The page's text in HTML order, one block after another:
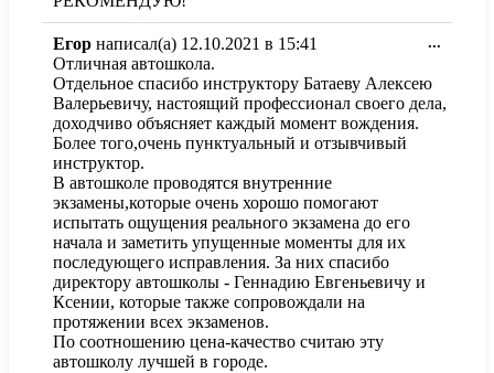
другое
Егор написал(а) 12.10.2021 в 15:41
Отличная автошкола.
Отдельное спасибо инструктору Батаеву Алексею
Валерьевичу, настоящий профессионал своего дела,
доходчиво объясняет каждый момент вождения.
Более того,очень пунктуальный и отзывчивый
инструктор.
В автошколе проводятся внутренние
экзамены,которые очень хорошо помогают
испытать ощущения реального экзамена до его
начала и заметить упущенные моменты для их
последующего исправления. За них спасибо
директору автошколы - Геннадию Евгеньевичу и
Ксении, которые также сопровождали на
протяжении всех экзаменов.
По соотношению цена-качество считаю эту
автошколу лучшей в городе.
...
другое